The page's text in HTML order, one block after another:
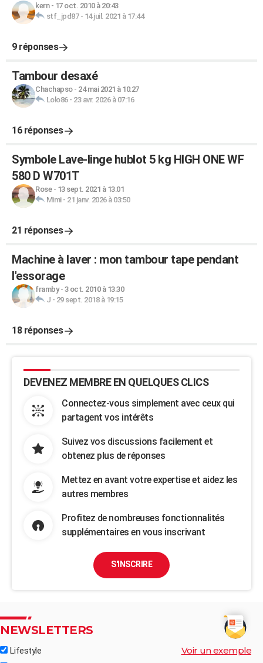
kern- 17 oct. 2010 à 20:43
stf_jpd87- 14 juil. 2021 à 17:44
9 réponses
Tambour desaxé
Chachapso- 24 mai 2021 à 10:27
Lolo86- 23 avr. 2026 à 07:16
16 réponses
Symbole Lave-linge hublot 5 kg HIGH ONE WF
580 D W701T
Rose- 13 sept. 2021 à 13:01
Mimi- 21 janv. 2026 à 03:50
21 réponses
Machine à laver : mon tambour tape pendant
l'essorage
framby- 3 oct. 2010 à 13:30
J - 29 sept. 2018 à 19:15
18 réponses
DEVENEZ MEMBRE EN QUELQUES CLICS
Connectez-vous simplement avec ceux qui
partagent vos intérêts
Suivez vos discussions facilement et
obtenez plus de réponses
Mettez en avant votre expertise et aidez les
autres membres
Profitez de nombreuses fonctionnalités
supplémentaires en vous inscrivant
S'INSCRIRE
NEWSLETTERS
Lifestyle Voir un exemple